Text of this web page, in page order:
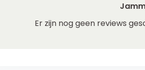
Er zijn nog geen reviews